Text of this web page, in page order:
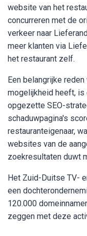
website van het
concurreren met de
verkeer naar
meer klanten via
het restaurant zelf.
Een belangrijke
mogelijkheid heeft,
opgezette SEO-
schaduwpagina's
restauranteigenaar,
websites van de
zoekresultaten duwt
Het Zuid-Duitse TV-
een
120.000
zeggen met deze